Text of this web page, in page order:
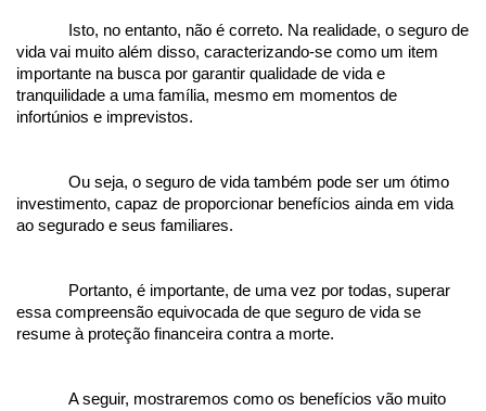
Isto, no entanto, não é correto. Na realidade, o seguro de
vida vai muito além disso, caracterizando-se como um item
importante na busca por garantir qualidade de vida e
tranquilidade a uma família, mesmo em momentos de
infortúnios e imprevistos.
Ou seja, o seguro de vida também pode ser um ótimo
investimento, capaz de proporcionar benefícios ainda em vida
ao segurado e seus familiares.
Portanto, é importante, de uma vez por todas, superar
essa compreensão equivocada de que seguro de vida se
resume à proteção financeira contra a morte.
A seguir, mostraremos como os benefícios vão muito